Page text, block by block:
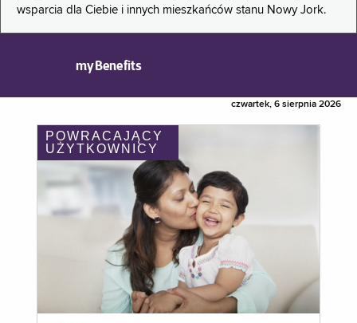
wsparcia dla Ciebie i innych mieszkańców stanu Nowy Jork.
myBenefits
czwartek, 6 sierpnia 2026
POWRACAJĄCY
UŻYTKOWNICY